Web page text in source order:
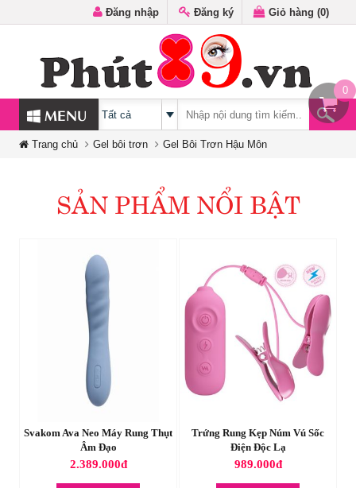
0
Đăng nhập Đăng ký Giỏ hàng (0)
MENU
Trang chủ Gel bôi trơn Gel Bôi Trơn Hậu Môn
SẢN PHẨM NỔI BẬT
Svakom Ava Neo Máy Rung Thụt
Âm Đạo
2.389.000đ
Trứng Rung Kẹp Núm Vú Sốc
Điện Độc Lạ
989.000đ